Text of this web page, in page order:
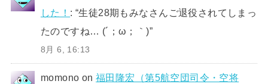
した！ : “生徒28期もみなさんご退役されてしまっ
たのですね… (´；ω；｀)”
8月 6, 16:13
momono on福田隆宏（第5航空団司令・空将